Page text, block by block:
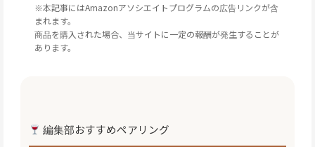
※本記事にはAmazonアソシエイトプログラムの広告リンクが含
まれます。
商品を購入された場合、当サイトに一定の報酬が発生することが
あります。
編集部おすすめペアリング